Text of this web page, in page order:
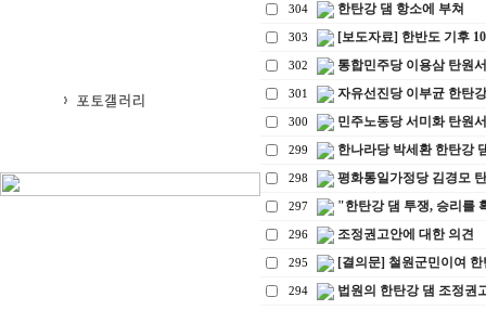
304 한탄강 댐 항소에 부쳐
303 [보도자료] 한반도 기후
302 통합민주당 이용삼 탄원서
301 자유선진당 이부균 한탄
300 민주노동당 서미화 탄원서
299 한나라당 박세환 한탄강
298 평화통일가정당 김경모
297 "한탄강 댐 투쟁, 승리를
296 조정권고안에 대한 의견
295 [결의문] 철원군민이여
294 법원의 한탄강 댐 조정권